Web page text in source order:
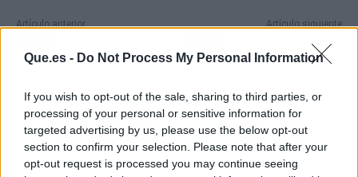
Que.es - Do Not Process My Personal Information
If you wish to opt-out of the sale, sharing to third parties, or
processing of your personal or sensitive information for
targeted advertising by us, please use the below opt-out
section to confirm your selection. Please note that after your
opt-out request is processed you may continue seeing
Artículo anterior
un problema más para
Artículo siguiente
La foto más romántica
de Lola Gallardo y